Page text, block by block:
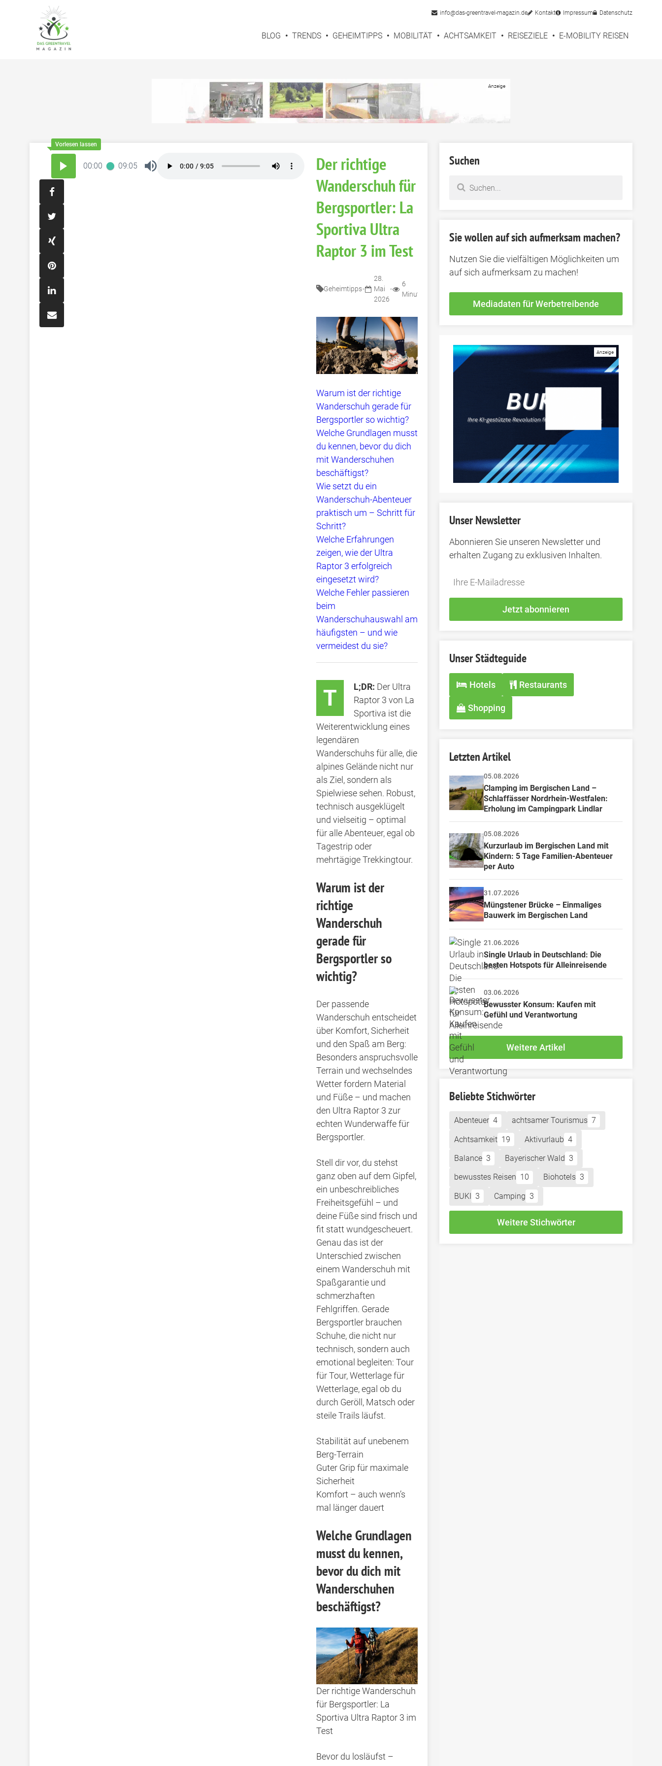
info@das-greentravel-magazin.de Kontakt Impressum Datenschutz
BLOG TRENDS GEHEIMTIPPS MOBILITÄT ACHTSAMKEIT REISEZIELE E-MOBILITY REISEN
00:00 09:05
Der richtige
Wanderschuh für
Bergsportler: La
Sportiva Ultra
Raptor 3 im Test
Geheimtipps•
28.
Mai
2026
•
6
Minuten
Warum ist der richtige
Wanderschuh gerade für
Bergsportler so wichtig?
Welche Grundlagen musst
du kennen, bevor du dich
mit Wanderschuhen
beschäftigst?
Wie setzt du ein
Wanderschuh-Abenteuer
praktisch um – Schritt für
Schritt?
Welche Erfahrungen
zeigen, wie der Ultra
Raptor 3 erfolgreich
eingesetzt wird?
Welche Fehler passieren
beim
Wanderschuhauswahl am
häufigsten – und wie
vermeidest du sie?
T L;DR: Der Ultra
Raptor 3 von La
Sportiva ist die
Weiterentwicklung eines
legendären
Wanderschuhs für alle, die
alpines Gelände nicht nur
als Ziel, sondern als
Spielwiese sehen. Robust,
technisch ausgeklügelt
und vielseitig – optimal
für alle Abenteuer, egal ob
Tagestrip oder
mehrtägige Trekkingtour.
Warum ist der
richtige
Wanderschuh
gerade für
Bergsportler so
wichtig?
Der passende
Wanderschuh entscheidet
über Komfort, Sicherheit
und den Spaß am Berg:
Besonders anspruchsvolle
Terrain und wechselndes
Wetter fordern Material
und Füße – und machen
den Ultra Raptor 3 zur
echten Wunderwaffe für
Bergsportler.
Stell dir vor, du stehst
ganz oben auf dem Gipfel,
ein unbeschreibliches
Freiheitsgefühl – und
deine Füße sind frisch und
fit statt wundgescheuert.
Genau das ist der
Unterschied zwischen
einem Wanderschuh mit
Spaßgarantie und
schmerzhaften
Fehlgriffen. Gerade
Bergsportler brauchen
Schuhe, die nicht nur
technisch, sondern auch
emotional begleiten: Tour
für Tour, Wetterlage für
Wetterlage, egal ob du
durch Geröll, Matsch oder
steile Trails läufst.
Stabilität auf unebenem
Berg-Terrain
Guter Grip für maximale
Sicherheit
Komfort – auch wenn’s
mal länger dauert
Welche Grundlagen
musst du kennen,
bevor du dich mit
Wanderschuhen
beschäftigst?
Der richtige Wanderschuh
für Bergsportler: La
Sportiva Ultra Raptor 3 im
Test
Bevor du losläufst –
Suchen
Sie wollen auf sich aufmerksam machen?
Nutzen Sie die vielfältigen Möglichkeiten um
auf sich aufmerksam zu machen!
Mediadaten für Werbetreibende
Unser Newsletter
Abonnieren Sie unseren Newsletter und
erhalten Zugang zu exklusiven Inhalten.
Do
this
*Ihre
Jetzt abonnieren
Unser Städteguide
Hotels Restaurants
Shopping
Letzten Artikel
05.08.2026
Clamping im Bergischen Land –
Schlaffässer Nordrhein-Westfalen:
Erholung im Campingpark Lindlar
05.08.2026
Kurzurlaub im Bergischen Land mit
Kindern: 5 Tage Familien-Abenteuer
per Auto
31.07.2026
Müngstener Brücke – Einmaliges
Bauwerk im Bergischen Land
21.06.2026
Single Urlaub in Deutschland: Die
besten Hotspots für Alleinreisende
03.06.2026
Bewusster Konsum: Kaufen mit
Gefühl und Verantwortung
Weitere Artikel
Beliebte Stichwörter
Abenteuer 4 achtsamer Tourismus 7
Achtsamkeit 19 Aktivurlaub 4
Balance 3 Bayerischer Wald 3
bewusstes Reisen 10 Biohotels 3
BUKI 3 Camping 3
Weitere Stichwörter